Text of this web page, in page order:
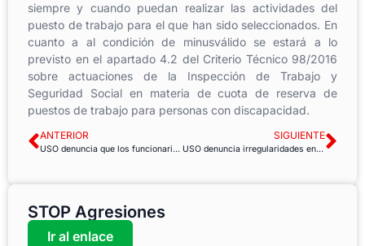
siempre y cuando puedan realizar las actividades del
puesto de trabajo para el que han sido seleccionados. En
cuanto a al condición de minusválido se estará a lo
previsto en el apartado 4.2 del Criterio Técnico 98/2016
sobre actuaciones de la Inspección de Trabajo y
Seguridad Social en materia de cuota de reserva de
puestos de trabajo para personas con discapacidad.
ANTERIOR
USO denuncia que los funcionarios se han visto obligados a llevarse calefactores de sus casas para poder trabajar en el Area de Seguridad del Ayuntamiento de Córdoba
SIGUIENTE
USO denuncia irregularidades en las Elecciones Sindicales de la Junta de Extremadura
STOP Agresiones
Ir al enlace